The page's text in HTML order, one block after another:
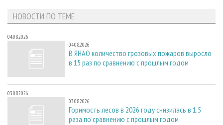
НОВОСТИ ПО ТЕМЕ
04.08.2026
04.08.2026
В ЯНАО количество грозовых пожаров выросло
в 15 раз по сравнению с прошлым годом
03.08.2026
03.08.2026
Горимость лесов в 2026 году снизилась в 1,5
раза по сравнению с прошлым годом